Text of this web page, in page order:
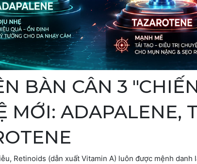
BÀN CÂN 3
MỚI: ADAPALENE,
Retinoids (dẫn xuất Vitamin A) luôn được mệnh